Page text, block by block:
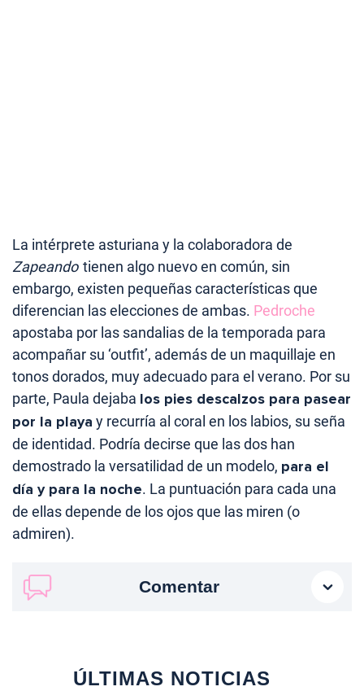
La intérprete asturiana y la colaboradora de
Zapeando tienen algo nuevo en común, sin
embargo, existen pequeñas características que
diferencian las elecciones de ambas. Pedroche
apostaba por las sandalias de la temporada para
acompañar su ‘outfit’, además de un maquillaje en
tonos dorados, muy adecuado para el verano. Por su
parte, Paula dejaba los pies descalzos para pasear
por la playa y recurría al coral en los labios, su seña
de identidad. Podría decirse que las dos han
demostrado la versatilidad de un modelo, para el
día y para la noche. La puntuación para cada una
de ellas depende de los ojos que las miren (o
admiren).
Comentar
ÚLTIMAS NOTICIAS